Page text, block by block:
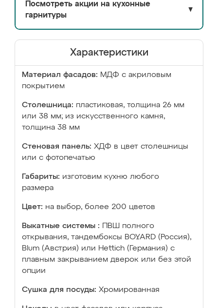
Посмотреть акции на кухонные
гарнитуры
▼
Характеристики
Материал фасадов: МДФ с акриловым
покрытием
Столешница: пластиковая, толщина 26 мм
или 38 мм; из искусственного камня,
толщина 38 мм
Стеновая панель: ХДФ в цвет столешницы
или с фотопечатью
Габариты: изготовим кухню любого
размера
Цвет: на выбор, более 200 цветов
Выкатные системы :
ПВШ полного
открывания, тандембоксы BOYARD (Россия),
Blum (Австрия) или Hettich (Германия) с
плавным закрыванием дверок или без этой
опции
Сушка для посуды: Хромированная